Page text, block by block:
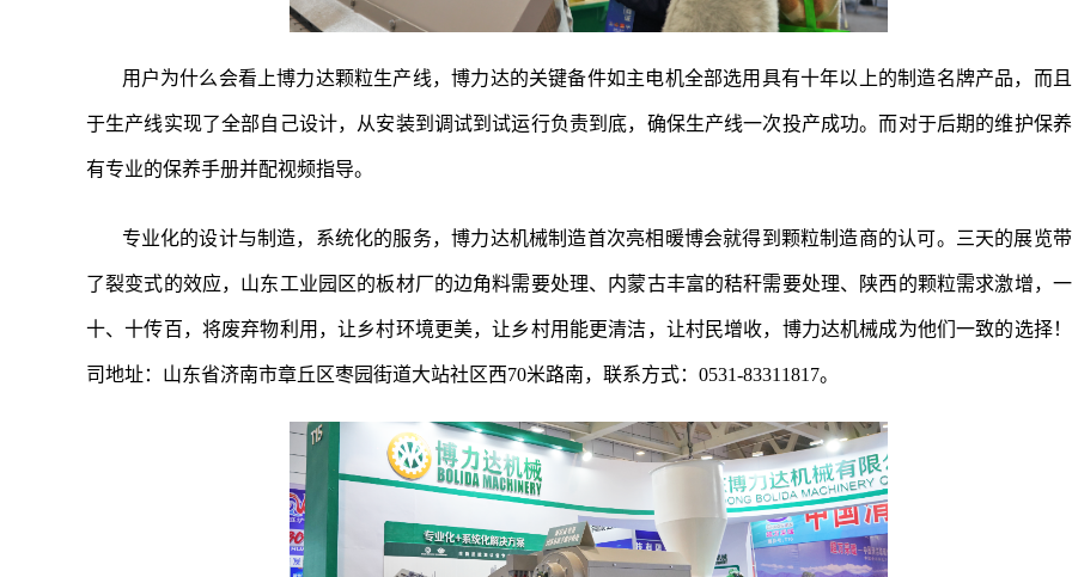
用户为什么会看上博力达颗粒生产线，博力达的关键备件如主电机全部选用具有十年以上的制造名牌产品，而
于生产线实现了全部自己设计，从安装到调试到试运行负责到底，确保生产线一次投产成功。而对于后期的维护保
有专业的保养手册并配视频指导。
专业化的设计与制造，系统化的服务，博力达机械制造首次亮相暖博会就得到颗粒制造商的认可。三天的展览
了裂变式的效应，山东工业园区的板材厂的边角料需要处理、内蒙古丰富的秸秆需要处理、陕西的颗粒需求激增，
十、十传百，将废弃物利用，让乡村环境更美，让乡村用能更清洁，让村民增收，博力达机械成为他们一致的选择
司地址：山东省济南市章丘区枣园街道大站社区西70米路南，联系方式：0531-83311817。